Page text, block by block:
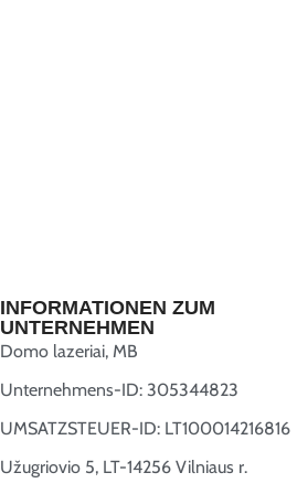
INFORMATIONEN ZUM
UNTERNEHMEN
Domo lazeriai, MB
Unternehmens-ID: 305344823
UMSATZSTEUER-ID: LT100014216816
Užugriovio 5, LT-14256 Vilniaus r.